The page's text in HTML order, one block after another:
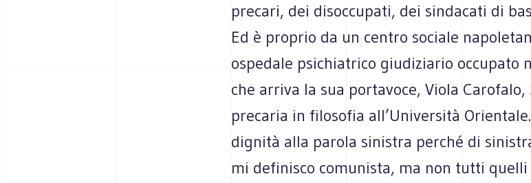
precari, dei disoccupati, dei sindacati di
Ed è proprio da un centro sociale
ospedale psichiatrico giudiziario occupato
che arriva la sua portavoce, Viola
precaria in filosofia all’Università
dignità alla parola sinistra perché di
mi definisco comunista, ma non tutti